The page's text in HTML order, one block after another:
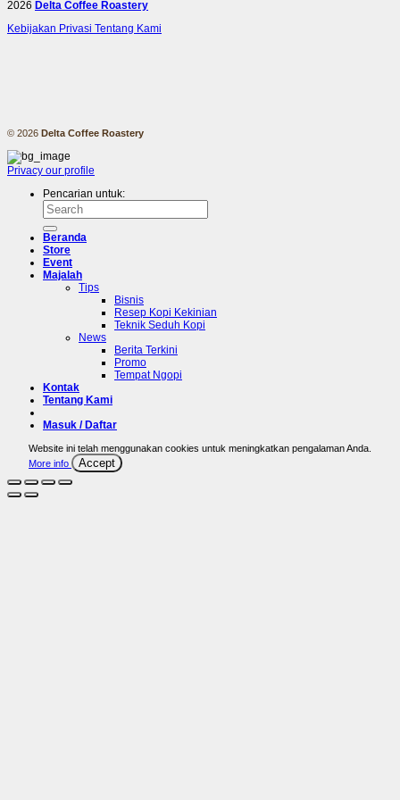
2026 Delta Coffee Roastery
Kebijakan Privasi Tentang Kami
© 2026 Delta Coffee Roastery
Privacy our profile
Pencarian untuk:
Beranda
Store
Event
Majalah
Tips
Bisnis
Resep Kopi Kekinian
Teknik Seduh Kopi
News
Berita Terkini
Promo
Tempat Ngopi
Kontak
Tentang Kami
Masuk / Daftar
Website ini telah menggunakan cookies untuk meningkatkan pengalaman Anda.
More info
Accept